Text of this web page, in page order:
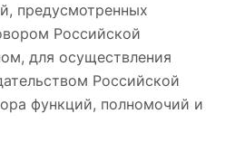
предусмотренных
Российской
для осуществления
Российской
функций, полномочий и